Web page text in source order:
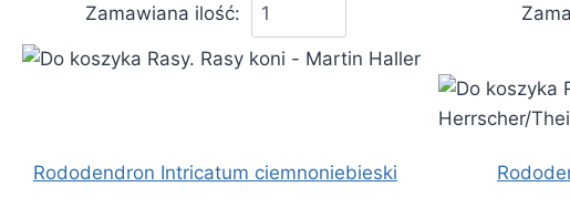
Zamawiana ilość:
Rododendron Intricatum ciemnoniebieski